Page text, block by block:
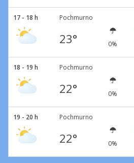
17 - 18 h Pochmurno
23° 0%
18 - 19 h Pochmurno
22° 0%
19 - 20 h Pochmurno
22° 0%